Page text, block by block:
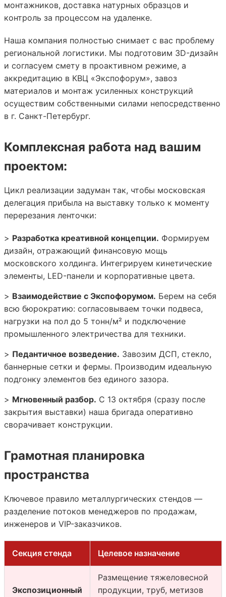
монтажников, доставка натурных образцов и
контроль за процессом на удаленке.
Наша компания полностью снимает с вас проблему
региональной логистики. Мы подготовим 3D-дизайн
и согласуем смету в проактивном режиме, а
аккредитацию в КВЦ «Экспофорум», завоз
материалов и монтаж усиленных конструкций
осуществим собственными силами непосредственно
в г. Санкт-Петербург.
Комплексная работа над вашим
проектом:
Цикл реализации задуман так, чтобы московская
делегация прибыла на выставку только к моменту
перерезания ленточки:
> Разработка креативной концепции. Формируем
дизайн, отражающий финансовую мощь
московского холдинга. Интегрируем кинетические
элементы, LED-панели и корпоративные цвета.
> Взаимодействие с Экспофорумом. Берем на себя
всю бюрократию: согласовываем точки подвеса,
нагрузки на пол до 5 тонн/м² и подключение
промышленного электричества для техники.
> Педантичное возведение. Завозим ДСП, стекло,
баннерные сетки и фермы. Производим идеальную
подгонку элементов без единого зазора.
> Мгновенный разбор. С 13 октября (сразу после
закрытия выставки) наша бригада оперативно
сворачивает конструкции.
Грамотная планировка
пространства
Ключевое правило металлургических стендов —
разделение потоков менеджеров по продажам,
инженеров и VIP-заказчиков.
Секция стенда Целевое назначение
Экспозиционный
Размещение тяжеловесной
продукции, труб, метизов